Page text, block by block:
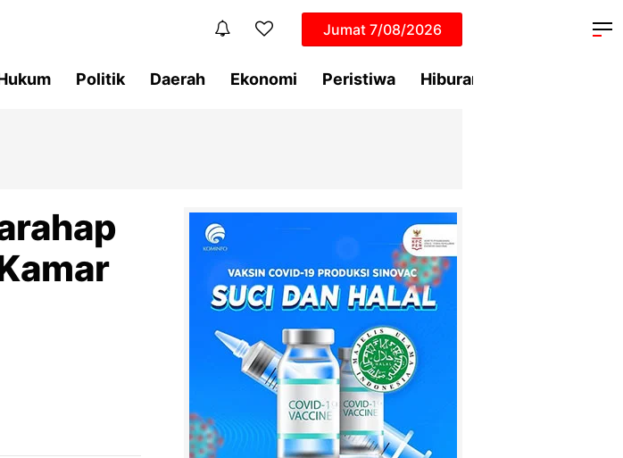
Jumat 7/08/2026
Politik Daerah Ekonomi Peristiwa Hiburan